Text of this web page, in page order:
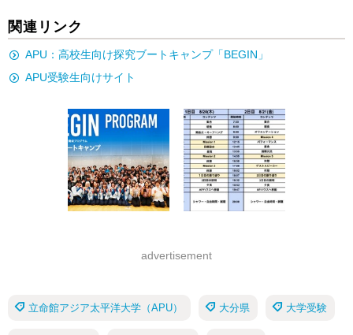
関連リンク
APU：高校生向け探究ブートキャンプ「BEGIN」
APU受験生向けサイト
advertisement
立命館アジア太平洋大学（APU） 大分県 大学受験